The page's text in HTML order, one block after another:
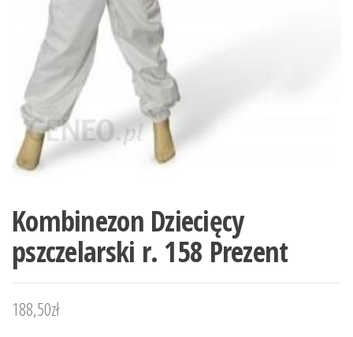
Kombinezon Dziecięcy
pszczelarski r. 158 Prezent
188,50zł